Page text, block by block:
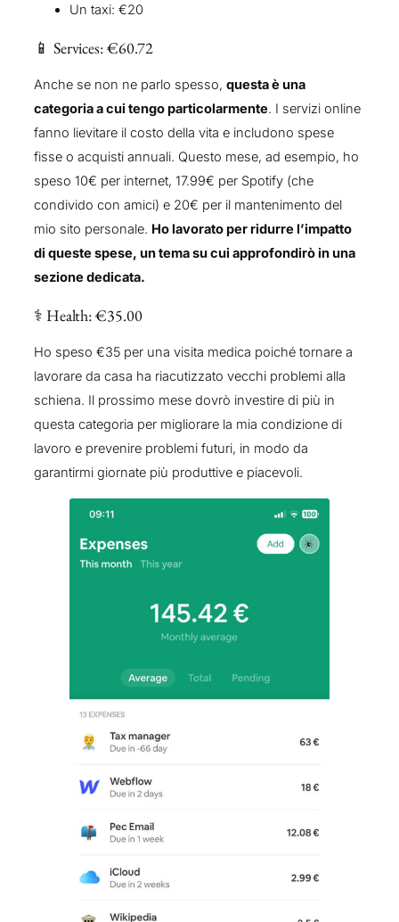
Un taxi: €20
📱 Services: €60.72
Anche se non ne parlo spesso, questa è una
categoria a cui tengo particolarmente. I servizi online
fanno lievitare il costo della vita e includono spese
fisse o acquisti annuali. Questo mese, ad esempio, ho
speso 10€ per internet, 17.99€ per Spotify (che
condivido con amici) e 20€ per il mantenimento del
mio sito personale. Ho lavorato per ridurre l’impatto
di queste spese, un tema su cui approfondirò in una
sezione dedicata.
⚕️ Health: €35.00
Ho speso €35 per una visita medica poiché tornare a
lavorare da casa ha riacutizzato vecchi problemi alla
schiena. Il prossimo mese dovrò investire di più in
questa categoria per migliorare la mia condizione di
lavoro e prevenire problemi futuri, in modo da
garantirmi giornate più produttive e piacevoli.